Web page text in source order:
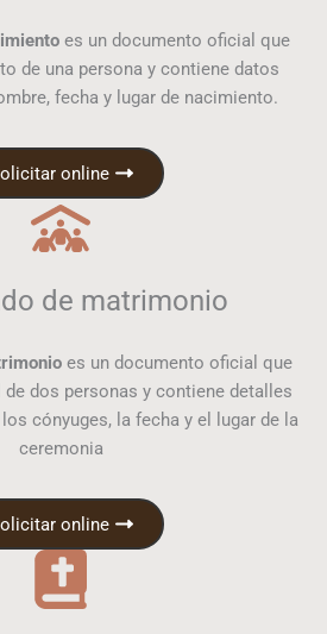
es un documento oficial que
de una persona y contiene datos
fecha y lugar de nacimiento.
online
de matrimonio
es un documento oficial que
dos personas y contiene detalles
cónyuges, la fecha y el lugar de la
ceremonia
online